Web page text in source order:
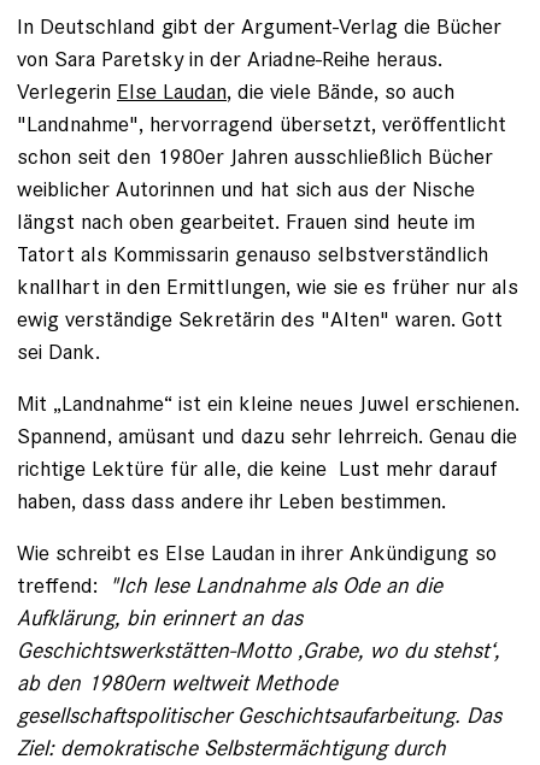
In Deutschland gibt der Argument-Verlag die Bücher
von Sara Paretsky in der Ariadne-Reihe heraus.
Verlegerin Else Laudan, die viele Bände, so auch
"Landnahme", hervorragend übersetzt, veröffentlicht
schon seit den 1980er Jahren ausschließlich Bücher
weiblicher Autorinnen und hat sich aus der Nische
längst nach oben gearbeitet. Frauen sind heute im
Tatort als Kommissarin genauso selbstverständlich
knallhart in den Ermittlungen, wie sie es früher nur als
ewig verständige Sekretärin des "Alten" waren. Gott
sei Dank.
Mit „Landnahme“ ist ein kleine neues Juwel erschienen.
Spannend, amüsant und dazu sehr lehrreich. Genau die
richtige Lektüre für alle, die keine Lust mehr darauf
haben, dass dass andere ihr Leben bestimmen.
Wie schreibt es Else Laudan in ihrer Ankündigung so
treffend:
"Ich lese Landnahme als Ode an die
Aufklärung, bin erinnert an das
Geschichtswerkstätten-Motto ‚Grabe, wo du stehst‘,
ab den 1980ern weltweit Methode
gesellschaftspolitischer Geschichtsaufarbeitung. Das
Ziel: demokratische Selbstermächtigung durch